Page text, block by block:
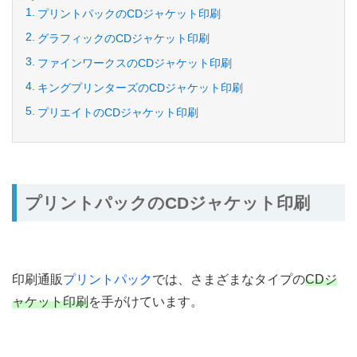
プリントパックのCDジャケット印刷
グラフィックのCDジャケット印刷
ファインワークスのCDジャケット印刷
キングプリンターズのCDジャケット印刷
プリエイトのCDジャケット印刷
プリントパックのCDジャケット印刷
印刷通販プリントパックでは、さまざまなタイプのCDジ
ャケット印刷を手がけています。